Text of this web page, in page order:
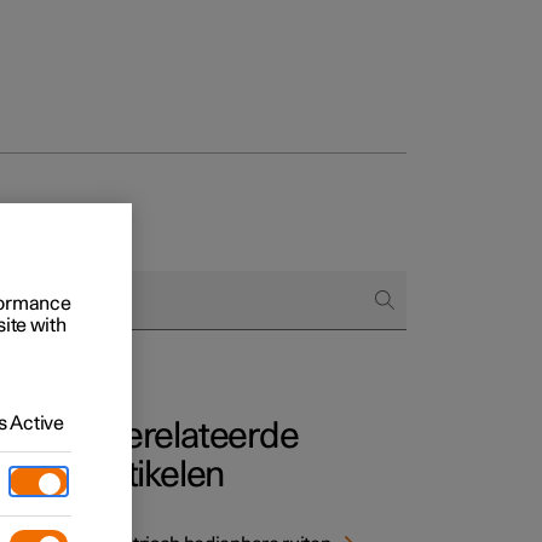
aard
Gerelateerde
artikelen
with
Active